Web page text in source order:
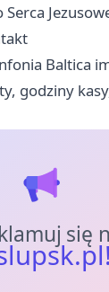
Baltica
godziny
się